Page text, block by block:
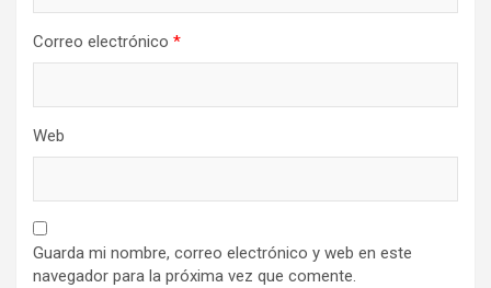
Correo electrónico *
Web
Guarda mi nombre, correo electrónico y web en este
navegador para la próxima vez que comente.